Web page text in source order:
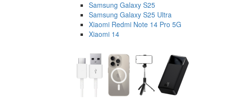
Samsung Galaxy S25
Samsung Galaxy S25 Ultra
Xiaomi Redmi Note 14 Pro 5G
Xiaomi 14